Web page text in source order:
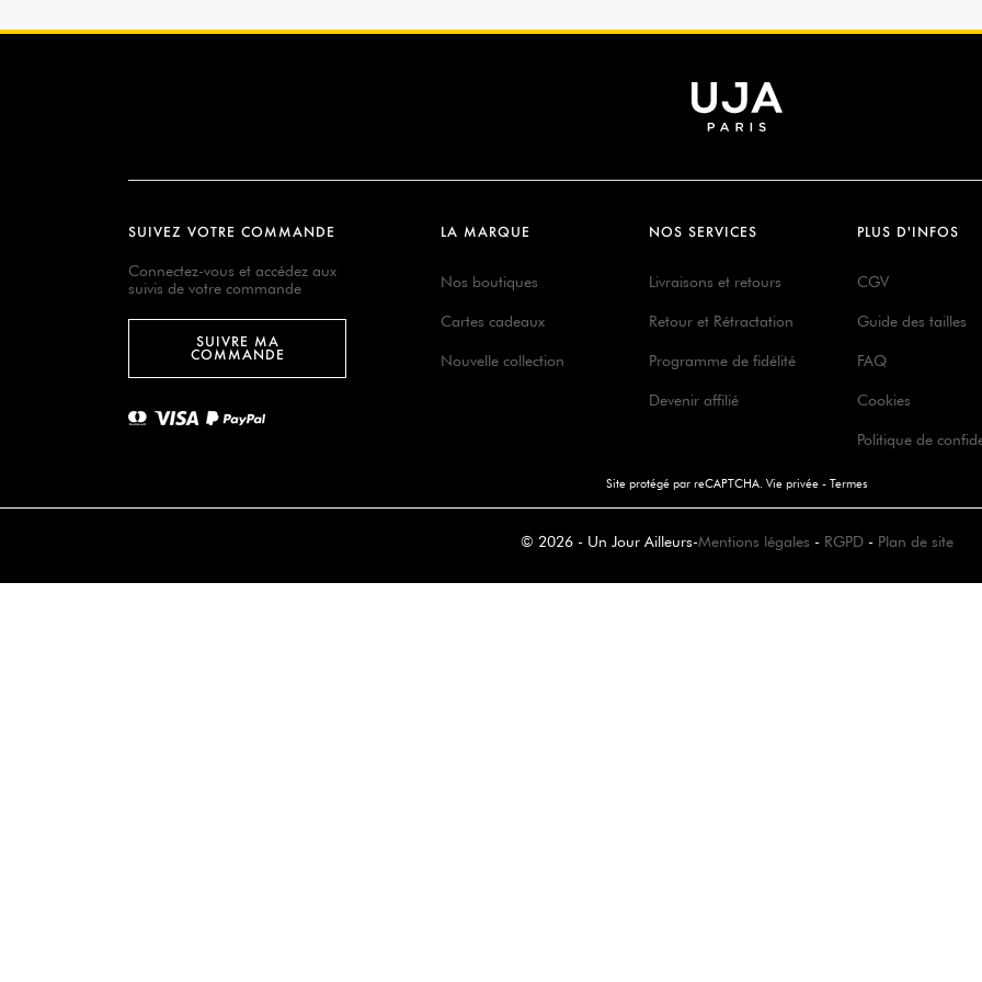
SUIVEZ VOTRE COMMANDE
Connectez-vous et accédez aux
suivis de votre commande
SUIVRE MA
COMMANDE
LA MARQUE
Nos boutiques
Cartes cadeaux
Nouvelle collection
NOS SERVICES
Livraisons et retours
Retour et Rétractation
Programme de fidélité
Devenir affilié
PLUS D'INFOS
CGV
Guide des tailles
FAQ
Cookies
Politique de
Site protégé par reCAPTCHA. Vie privée - Termes
© 2026 - Un Jour Ailleurs-Mentions légales - RGPD- Plan de site